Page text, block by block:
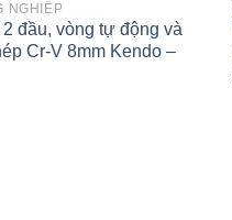
NGHIỆP
đầu, vòng tự động và
Cr-V 8mm Kendo –